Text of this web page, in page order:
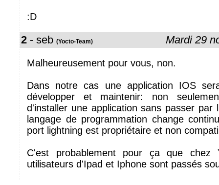
:D
2 - seb (Yocto-Team) Mardi 29
Malheureusement pour vous, non.
Dans notre cas une application IOS
développer et maintenir: non
d'installer une application sans passer par
langage de programmation change
port lightning est propriétaire et non
C'est probablement pour ça que chez
utilisateurs d'Ipad et Iphone sont passés